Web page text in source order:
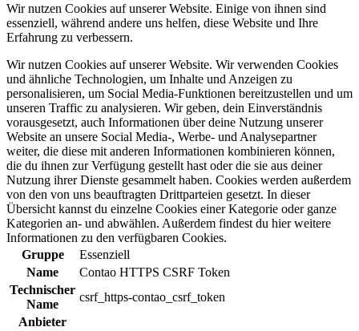
Wir nutzen Cookies auf unserer Website. Einige von ihnen sind
essenziell, während andere uns helfen, diese Website und Ihre
Erfahrung zu verbessern.
Wir nutzen Cookies auf unserer Website. Wir verwenden Cookies
und ähnliche Technologien, um Inhalte und Anzeigen zu
personalisieren, um Social Media-Funktionen bereitzustellen und um
unseren Traffic zu analysieren. Wir geben, dein Einverständnis
vorausgesetzt, auch Informationen über deine Nutzung unserer
Website an unsere Social Media-, Werbe- und Analysepartner
weiter, die diese mit anderen Informationen kombinieren können,
die du ihnen zur Verfügung gestellt hast oder die sie aus deiner
Nutzung ihrer Dienste gesammelt haben. Cookies werden außerdem
von den von uns beauftragten Drittparteien gesetzt. In dieser
Übersicht kannst du einzelne Cookies einer Kategorie oder ganze
Kategorien an- und abwählen. Außerdem findest du hier weitere
Informationen zu den verfügbaren Cookies.
Gruppe
Essenziell
Name
Contao HTTPS CSRF Token
Technischer
Name
csrf_https-contao_csrf_token
Anbieter